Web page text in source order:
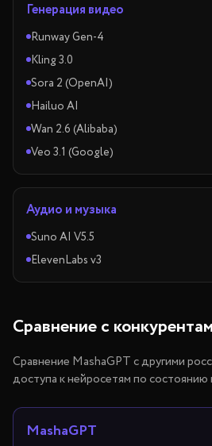
Генерация видео
Runway Gen-4
Kling 3.0
Sora 2 (OpenAI)
Hailuo AI
Wan 2.6 (Alibaba)
Veo 3.1 (Google)
Аудио и музыка
Suno AI V5.5
ElevenLabs v3
Сравнение с
Сравнение MashaGPT с другими
доступа к нейросетям по состоянию
MashaGPT